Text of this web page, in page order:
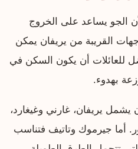
الجو يساعد على الخروج
القريبة من يريفان يمكن
للعائلات أن يكون السكن في
بهدوء.
يشمل يريفان، غارني وغيغارد،
أما جيرموك وتاتيف فتناسب